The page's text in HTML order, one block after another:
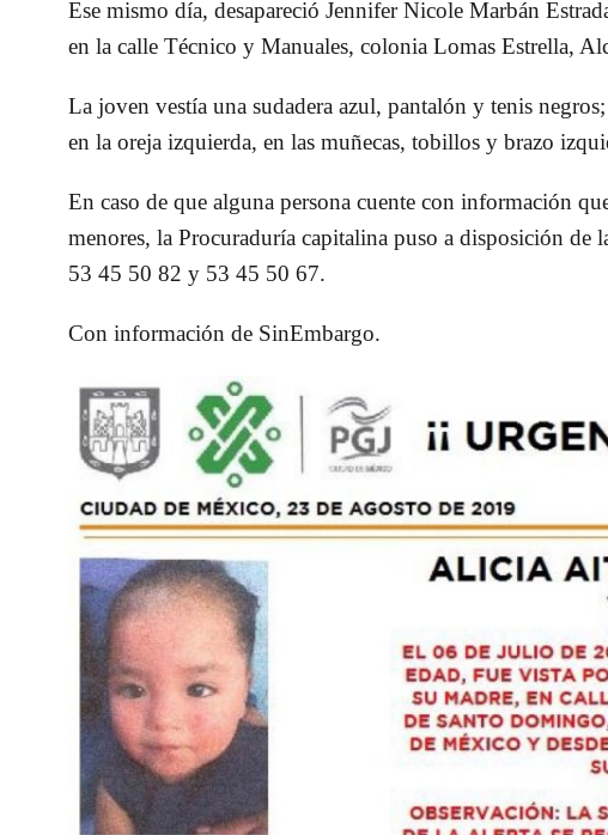
Ese mismo día, desapareció Jennifer Nicole Marbán
en la calle Técnico y Manuales, colonia Lomas Estrella,
La joven vestía una sudadera azul, pantalón y tenis
en la oreja izquierda, en las muñecas, tobillos y brazo
En caso de que alguna persona cuente con información
menores, la Procuraduría capitalina puso a disposición de
53 45 50 82 y 53 45 50 67.
Con información de SinEmbargo.